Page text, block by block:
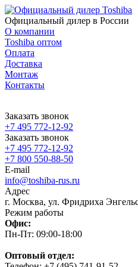
Официальный дилер в России
О компании
Toshiba оптом
Оплата
Доставка
Монтаж
Контакты
Заказать звонок
+7 495 772-12-92
Заказать звонок
+7 495 772-12-92
+7 800 550-88-50
E-mail
info@toshiba-rus.ru
Адрес
г. Москва, ул. Фридриха
Режим работы
Офис:
Пн-Пт: 09:00-18:00
Оптовый отдел: